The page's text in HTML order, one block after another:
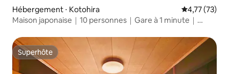
Hébergement ⋅ Kotohira Évaluation
4,77 (73)
Maison japonaise｜10 personnes｜Gare à 1 minute｜
Superhôte
Superhôte